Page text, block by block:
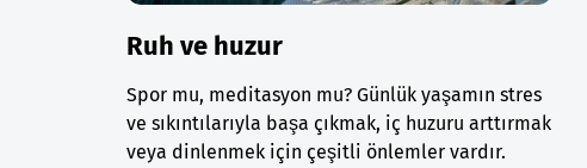
Ruh ve huzur
Spor mu, meditasyon mu? Günlük yaşamın stres
ve sıkıntılarıyla başa çıkmak, iç huzuru arttırmak
veya dinlenmek için çeşitli önlemler vardır.